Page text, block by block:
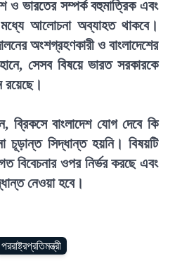
ও ভারতের সম্পর্ক বহুমাত্রিক এবং
আলোচনা অব্যাহত থাকবে।
অংশগ্রহণকারী ও বাংলাদেশের
সেসব বিষয়ে ভারত সরকারকে
ব্রিকসে বাংলাদেশ যোগ দেবে কি
সিদ্ধান্ত হয়নি। বিষয়টি
বিবেচনার ওপর নির্ভর করছে এবং
নেওয়া হবে।
পররাষ্ট্রপ্রতিমন্ত্রী